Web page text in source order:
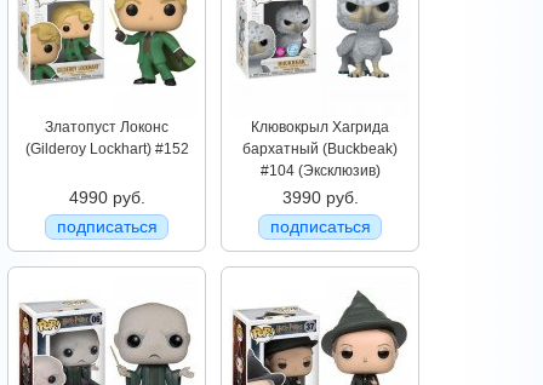
Златопуст Локонс
(Gilderoy Lockhart) #152
4990 руб.
подписаться
Клювокрыл Хагрида
бархатный (Buckbeak)
#104 (Эксклюзив)
3990 руб.
подписаться